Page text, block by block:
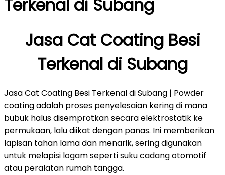
Terkenal di Subang
Jasa Cat Coating Besi
Terkenal di Subang
Jasa Cat Coating Besi Terkenal di Subang | Powder
coating adalah proses penyelesaian kering di mana
bubuk halus disemprotkan secara elektrostatik ke
permukaan, lalu diikat dengan panas. Ini memberikan
lapisan tahan lama dan menarik, sering digunakan
untuk melapisi logam seperti suku cadang otomotif
atau peralatan rumah tangga.